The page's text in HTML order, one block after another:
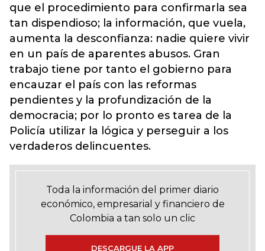
que el procedimiento para confirmarla sea
tan dispendioso; la información, que vuela,
aumenta la desconfianza: nadie quiere vivir
en un país de aparentes abusos. Gran
trabajo tiene por tanto el gobierno para
encauzar el país con las reformas
pendientes y la profundización de la
democracia; por lo pronto es tarea de la
Policía utilizar la lógica y perseguir a los
verdaderos delincuentes.
Toda la información del primer diario
económico, empresarial y financiero de
Colombia a tan solo un clic
DESCARGUE LA APP